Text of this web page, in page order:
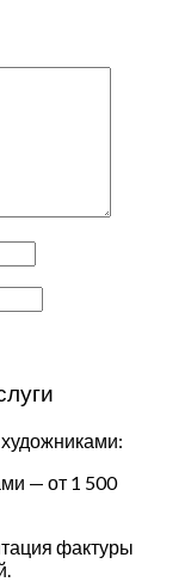
— от 1 500
фактуры